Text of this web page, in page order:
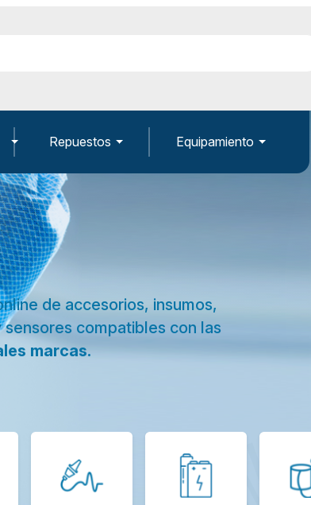
Repuestos Equipamiento
de accesorios, insumos,
sensores compatibles con las
marcas.